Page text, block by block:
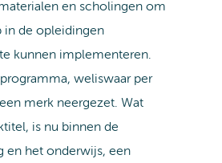
en scholingen om
in de opleidingen
kunnen implementeren.
weliswaar per
merk neergezet. Wat
is nu binnen de
en het onderwijs, een